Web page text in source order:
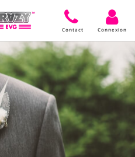
Contact Connexion